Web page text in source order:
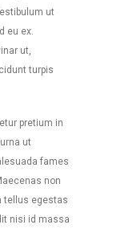
ut
eu ex.
ut,
turpis
pretium in
ut
fames
non
tellus egestas
nisi id massa